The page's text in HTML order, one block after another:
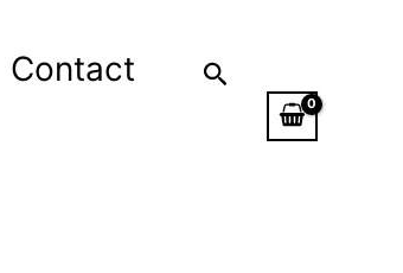
Contact Rechercher